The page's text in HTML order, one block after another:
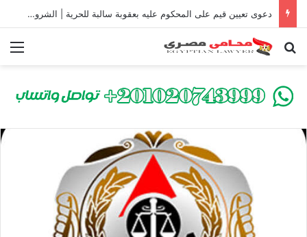
دعوى تعيين قيم على المحكوم عليه بعقوبة سالبة للحرية | الشروط والصيغة القانونية
بحث عن